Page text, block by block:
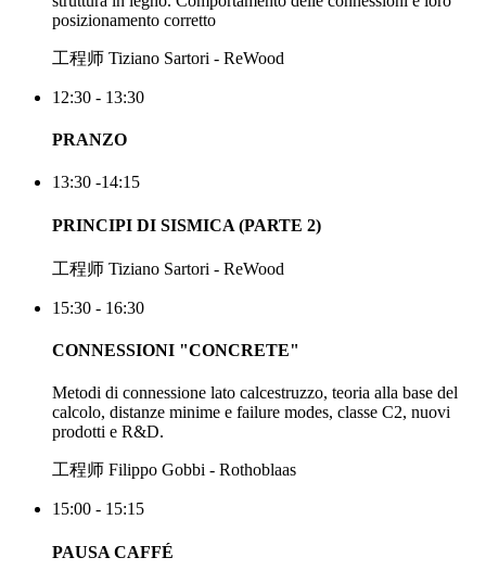
posizionamento corretto
工程师 Tiziano Sartori - ReWood
12:30 - 13:30
PRANZO
13:30 -14:15
PRINCIPI DI SISMICA (PARTE 2)
工程师 Tiziano Sartori - ReWood
15:30 - 16:30
CONNESSIONI "CONCRETE"
Metodi di connessione lato calcestruzzo, teoria alla base del
calcolo, distanze minime e failure modes, classe C2, nuovi
prodotti e R&D.
工程师 Filippo Gobbi - Rothoblaas
15:00 - 15:15
PAUSA CAFFÉ